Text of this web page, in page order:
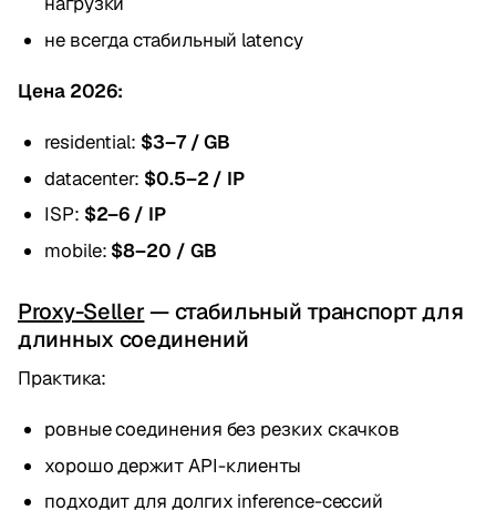
не всегда стабильный latency
Цена 2026:
residential: $3–7 / GB
datacenter: $0.5–2 / IP
ISP: $2–6 / IP
mobile: $8–20 / GB
Proxy-Seller— стабильный транспорт для
длинных соединений
Практика:
ровные соединения без резких скачков
хорошо держит API-клиенты
подходит для долгих inference-сессий